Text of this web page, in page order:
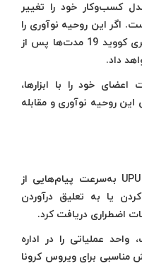
کسب‌و‌کار خود را تغییر
اگر این روحیه نوآوری را
ادامه دهیم، معتقدم جنبش همه‌گیری کووید 19 مدت‌ها پس از
داد.
خود را با ابزارها،
روحیه نوآوری و مقابله
در روزهای ابتدایی این همه‌گیری، UPU به‌سرعت پیام‌هایی از
یا به تعلیق درآوردن
اضطراری دریافت کرد.
عملیاتی را در اداره
مناسبی برای ویروس کرونا